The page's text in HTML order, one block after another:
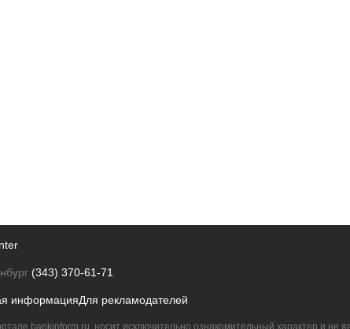
(343) 370-61-71
информацияДля рекламодателей
bankinform.ru, носит исключительно ознакомительный характер и не